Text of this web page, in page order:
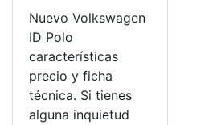
Nuevo Volkswagen
ID Polo
características
precio y ficha
técnica. Si tienes
alguna inquietud